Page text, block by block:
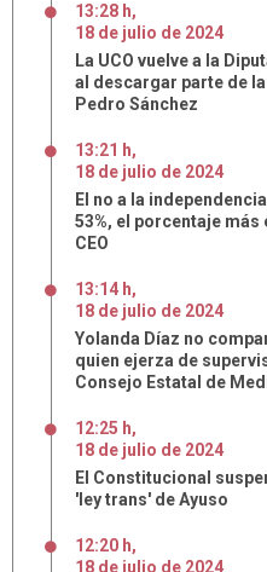
13:28 h,
18 de julio de 2024
La UCO vuelve a la
al descargar parte de
Pedro Sánchez
13:21 h,
18 de julio de 2024
El no a la
53%, el porcentaje más
CEO
13:14 h,
18 de julio de 2024
Yolanda Díaz no
quien ejerza de
Consejo Estatal de
12:25 h,
18 de julio de 2024
El Constitucional
'ley trans' de Ayuso
12:20 h,
18 de julio de 2024